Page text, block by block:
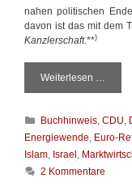
nahen politischen
davon ist das mit dem
Kanzlerschaft.**)
Weiterlesen …
e
k
e
l
K
a
g
Buchhinweis,CDU,
Energiewende, Euro-
Islam, Israel ,
2 Kommentare